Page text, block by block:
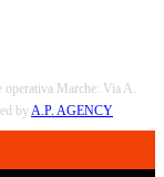
operativa Marche: Via A.
byA.P. AGENCY